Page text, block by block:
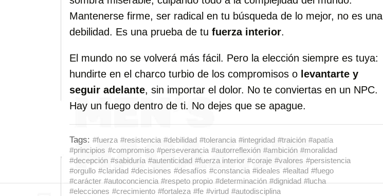
Mantenerse firme, ser radical en tu búsqueda de lo mejor, no es una
debilidad. Es una prueba de tu fuerza interior.
El mundo no se volverá más fácil. Pero la elección siempre es tuya:
hundirte en el charco turbio de los compromisos o levantarte y
seguir adelante, sin importar el dolor. No te conviertas en un NPC.
Hay un fuego dentro de ti. No dejes que se apague.
Tags: #fuerza #resistencia #debilidad #tolerancia #integridad #traición #apatía
#principios #compromiso #perseverancia #autorreflexión #ambición #moralidad
#decepción #sabiduría #autenticidad #fuerza interior #coraje #valores #persistencia
#orgullo #claridad #decisiones #desafíos #constancia #ideales #lealtad #fuego
#carácter #autoconciencia #respeto propio #determinación #dignidad #lucha
#elecciones #crecimiento #fortaleza #fe #virtud #autodisciplina